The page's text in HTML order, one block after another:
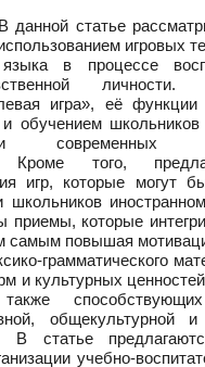
В данной статье
игровых
языка в процессе
личности.
игра», её
и обучением школьников
современных
Кроме того,
игр, которые могут
школьников
приемы, которые
самым повышая
грамматического
и культурных
общекультурной
В статье
учебно-